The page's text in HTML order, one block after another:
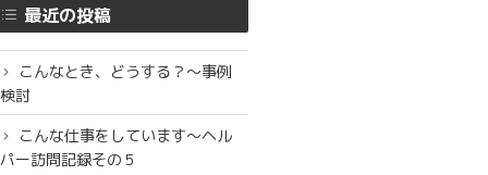
最近の投稿
こんなとき、どうする？～事例
検討
こんな仕事をしています〜ヘル
パー訪問記録その５